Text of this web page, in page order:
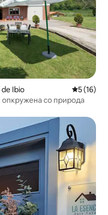
de Ibio Просечна
5 (16)
опкружена со природа
гостите“